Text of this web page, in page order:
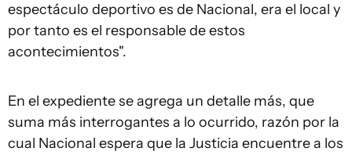
espectáculo deportivo es de Nacional, era el local y
por tanto es el responsable de estos
acontecimientos".
En el expediente se agrega un detalle más, que
suma más interrogantes a lo ocurrido, razón por la
cual Nacional espera que la Justicia encuentre a los